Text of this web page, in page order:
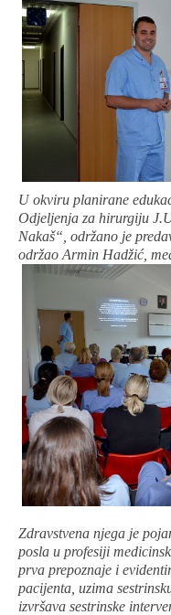
U okviru planirane
Odjeljenja za hirurgiju
Nakaš“, održano je
održao Armin Hadžić,
Zdravstvena njega je
posla u profesiji
prva prepoznaje i
pacijenta, uzima
izvršava sestrinske